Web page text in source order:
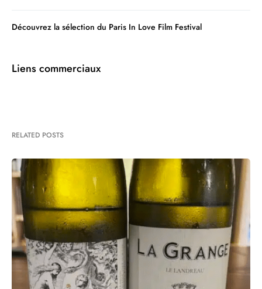
Découvrez la sélection du Paris In Love Film Festival
Liens commerciaux
RELATED POSTS